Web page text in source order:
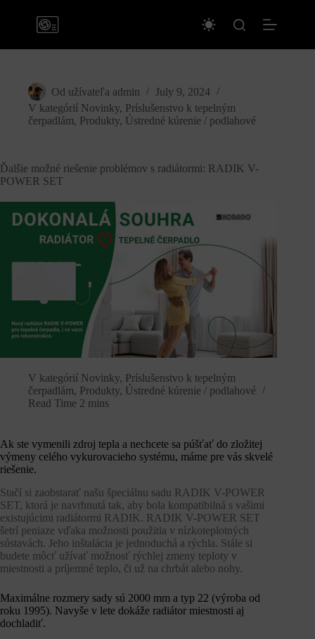
Od užívateľa admin
July 9, 2024
V kategórií Novinky, Príslušenstvo k tepelným
čerpadlám, Produkty, Ústredné kúrenie / podlahové
Ďalšie možné riešenie problémov s radiátormi: RADIK V-
POWER SET
V kategórií Novinky, Príslušenstvo k tepelným
čerpadlám, Produkty, Ústredné kúrenie / podlahové
Read Time 2 mins
Ak ste vymenili zdroj tepla a nechcete sa púšťať do zložitej
výmeny celého vykurovacieho systému, máme pre vás skvelé
riešenie.
Stačí si zaobstarať našu špeciálnu sadu RADIK V-POWER
SET, ktorá je navrhnutá tak, aby bola kompatibilná s vašimi
existujúcimi radiátormi RADIK. RADIK V-POWER SET
šetrí peniaze vďaka možnosti použitia v nízkoteplotných
sústavách. Jeho inštalácia je jednoduchá a rýchla. Stále si
budete môcť užívať možnosť rýchlej zmeny teploty v
miestnosti a príjemné teplo, či už na chrbát alebo nohy.
Maximálne rozmery sady sú 2000 mm a typ 22 (výroba od
roku 1995). Navyše v lete dokáže radiátor miestnosti aj
dochladiť.